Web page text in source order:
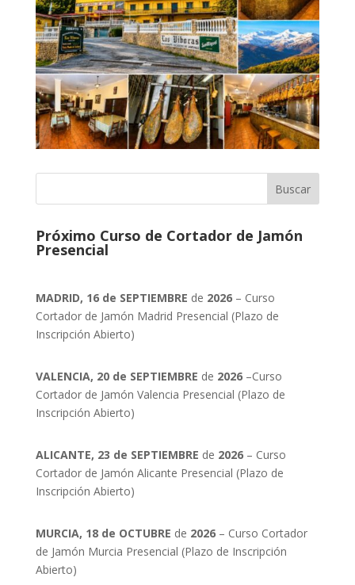
Próximo Curso de Cortador de Jamón
Presencial
MADRID, 16 de SEPTIEMBRE de 2026– Curso
Cortador de Jamón Madrid Presencial (Plazo de
Inscripción Abierto)
VALENCIA, 20 de SEPTIEMBRE de 2026–Curso
Cortador de Jamón Valencia Presencial (Plazo de
Inscripción Abierto)
ALICANTE, 23 de SEPTIEMBRE de 2026– Curso
Cortador de Jamón Alicante Presencial (Plazo de
Inscripción Abierto)
MURCIA, 18 de OCTUBRE de 2026– Curso Cortador
de Jamón Murcia Presencial (Plazo de Inscripción
Abierto)